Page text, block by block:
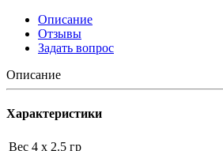
Описание
Отзывы
Задать вопрос
Описание
Характеристики
Вес 4 x 2.5 гр